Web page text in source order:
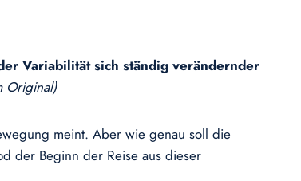
Variabilität sich ständig verändernder
Original)
meint. Aber wie genau soll die
der Beginn der Reise aus dieser